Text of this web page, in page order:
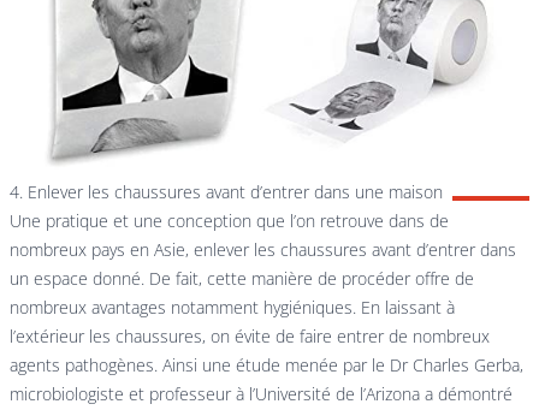
4. Enlever les chaussures avant d’entrer dans une maison
Une pratique et une conception que l’on retrouve dans de
nombreux pays en Asie, enlever les chaussures avant d’entrer dans
un espace donné. De fait, cette manière de procéder offre de
nombreux avantages notamment hygiéniques. En laissant à
l’extérieur les chaussures, on évite de faire entrer de nombreux
agents pathogènes. Ainsi une étude menée par le Dr Charles Gerba,
microbiologiste et professeur à l’Université de l’Arizona a démontré